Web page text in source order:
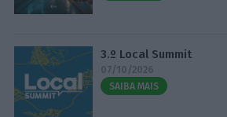
3.º Local Summit
07/10/2026
SAIBA MAIS